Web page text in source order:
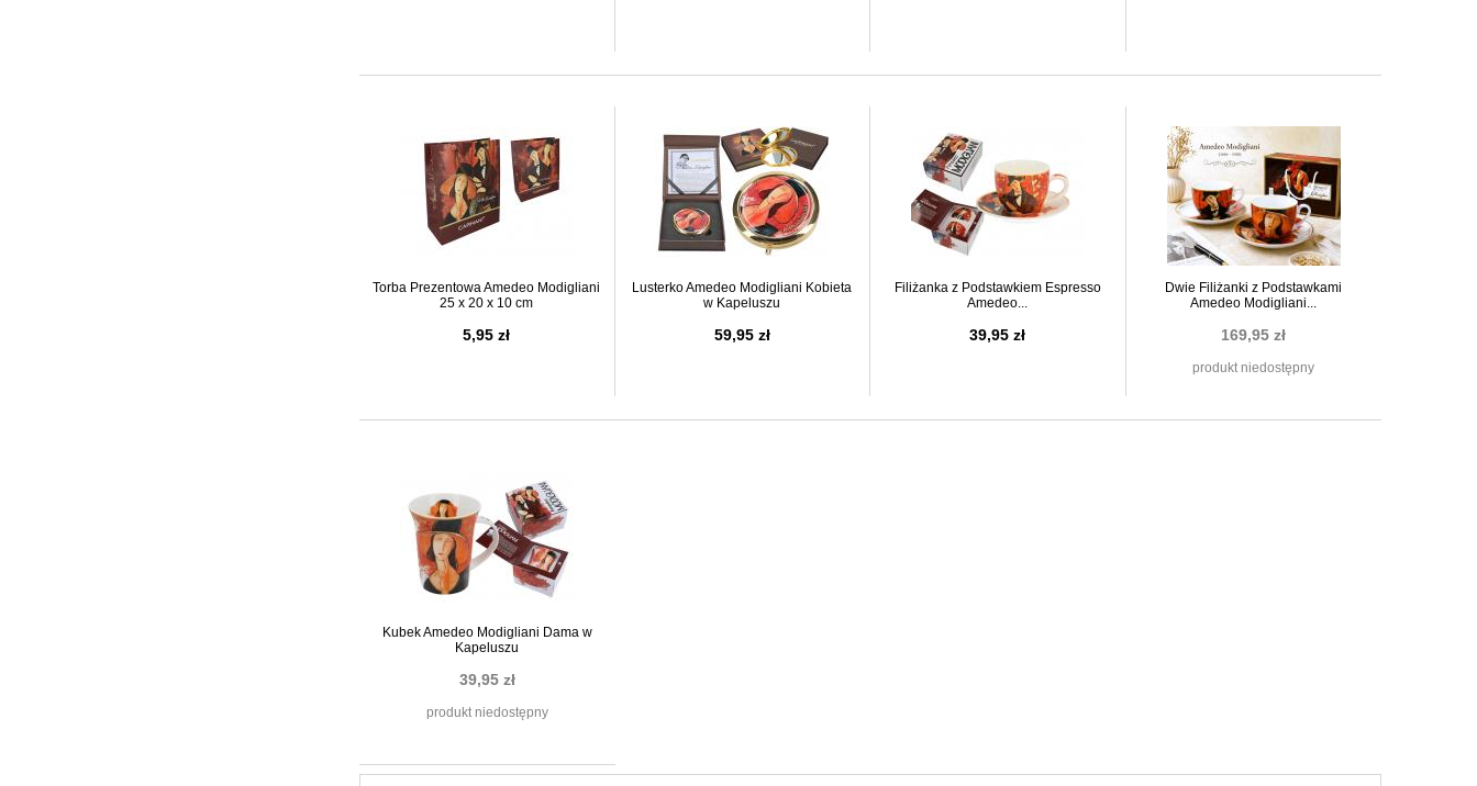
Torba Prezentowa Amedeo Modigliani
25 x 20 x 10 cm
5,95 zł
Lusterko Amedeo Modigliani Kobieta
w Kapeluszu
59,95 zł
Filiżanka z Podstawkiem Espresso
Amedeo...
39,95 zł
Dwie Filiżanki z Podstawkami
Amedeo Modigliani...
169,95 zł
produkt niedostępny
Kubek Amedeo Modigliani Dama w
Kapeluszu
39,95 zł
produkt niedostępny